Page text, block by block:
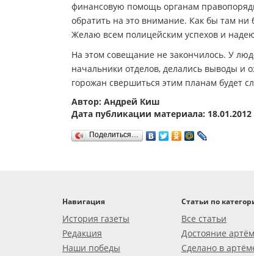
финансовую помощь органам
обратить на это внимание. Как бы там
Желаю всем полицейским успехов и
На этом совещание не закончилось. У
начальники отделов, делались выводы и
горожан свершиться этим планам будет
Автор: Андрей Киш
Дата публикации материала: 18.01.2012
Поделиться…
Навигация
История газеты
Редакция
Наши победы
Статьи по
Все статьи
Достояние
Сделано в